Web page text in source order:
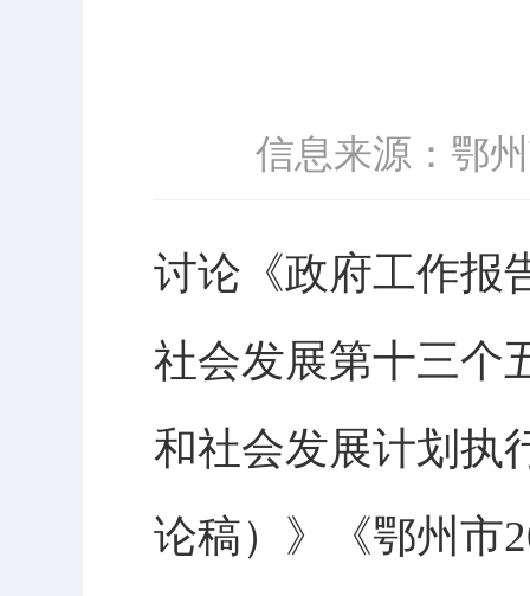
信息来源：鄂
讨论《政府工作报
社会发展第十三个
和社会发展计划执
论稿）》《鄂州市